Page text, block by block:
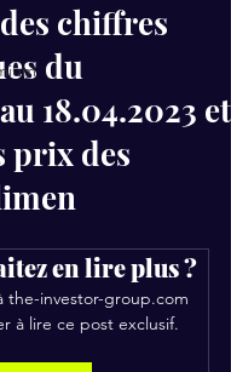
chiffres
du
18.04.2023 et
prix des
en lire plus ?
the-investor-group.com
à lire ce post exclusif.